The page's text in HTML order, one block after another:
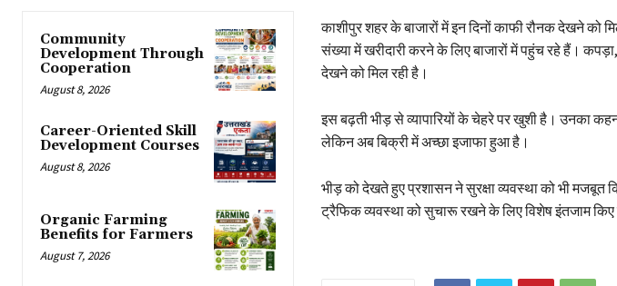
Community
Development Through
Cooperation
August 8, 2026
Career-Oriented Skill
Development Courses
August 8, 2026
Organic Farming
Benefits for Farmers
August 7, 2026
काशीपुर शहर के बाजारों में इन दिनों काफी रौनक देखने को
संख्या में खरीदारी करने के लिए बाजारों में पहुंच रहे हैं।
देखने को मिल रही है।
इस बढ़ती भीड़ से व्यापारियों के चेहरे पर खुशी है। उनका
लेकिन अब बिक्री में अच्छा इजाफा हुआ है।
भीड़ को देखते हुए प्रशासन ने सुरक्षा व्यवस्था को भी मजबूत
ट्रैफिक व्यवस्था को सुचारू रखने के लिए विशेष इंतजाम किए